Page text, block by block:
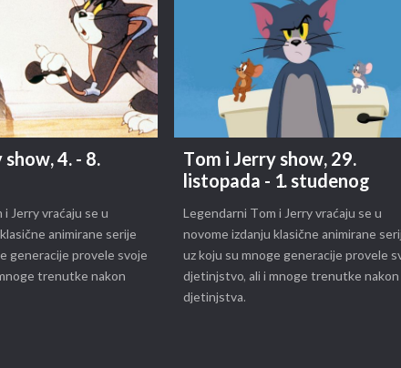
4. - 8.
Jerry vraćaju se u
animirane serije
generacije provele svoje
trenutke nakon
Tom i Jerry show, 29.
listopada - 1. studenog
Legendarni Tom i Jerry vraćaju se u
novome izdanju klasične animirane
uz koju su mnoge generacije provele
djetinjstvo, ali i mnoge trenutke nakon
djetinjstva.